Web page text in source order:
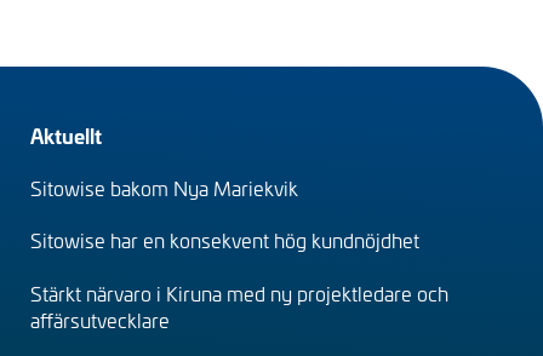
Footer
(sv)
Aktuellt
Sitowise bakom Nya Mariekvik
Sitowise har en konsekvent hög kundnöjdhet
Stärkt närvaro i Kiruna med ny projektledare och
affärsutvecklare